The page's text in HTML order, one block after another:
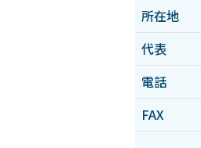
所在地
代表
電話
FAX